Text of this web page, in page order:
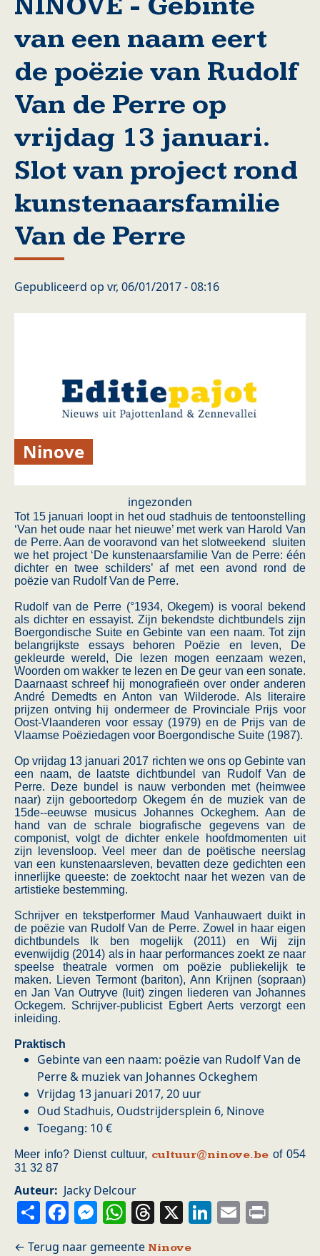
van een naam eert
de poëzie van Rudolf
Van de Perre op
vrijdag 13 januari.
Slot van project rond
kunstenaarsfamilie
Van de Perre
Gepubliceerd op vr, 06/01/2017 - 08:16
Ninove
ingezonden
Tot 15 januari loopt in het oud stadhuis de tentoonstelling
‘Van het oude naar het nieuwe’ met werk van Harold Van
de Perre. Aan de vooravond van het slotweekend sluiten
we het project ‘De kunstenaarsfamilie Van de Perre: één
dichter en twee schilders’ af met een avond rond de
poëzie van Rudolf Van de Perre.
Rudolf van de Perre (°1934, Okegem) is vooral bekend
als dichter en essayist. Zijn bekendste dichtbundels zijn
Boergondische Suite en Gebinte van een naam. Tot zijn
belangrijkste essays behoren Poëzie en leven, De
gekleurde wereld, Die lezen mogen eenzaam wezen,
Woorden om wakker te lezen en De geur van een sonate.
Daarnaast schreef hij monografieën over onder anderen
André Demedts en Anton van Wilderode. Als literaire
prijzen ontving hij ondermeer de Provinciale Prijs voor
Oost-Vlaanderen voor essay (1979) en de Prijs van de
Vlaamse Poëziedagen voor Boergondische Suite (1987).
Op vrijdag 13 januari 2017 richten we ons op Gebinte van
een naam, de laatste dichtbundel van Rudolf Van de
Perre. Deze bundel is nauw verbonden met (heimwee
naar) zijn geboortedorp Okegem én de muziek van de
15de--eeuwse musicus Johannes Ockeghem. Aan de
hand van de schrale biografische gegevens van de
componist, volgt de dichter enkele hoofdmomenten uit
zijn levensloop. Veel meer dan de poëtische neerslag
van een kunstenaarsleven, bevatten deze gedichten een
innerlijke queeste: de zoektocht naar het wezen van de
artistieke bestemming.
Schrijver en tekstperformer Maud Vanhauwaert duikt in
de poëzie van Rudolf Van de Perre. Zowel in haar eigen
dichtbundels Ik ben mogelijk (2011) en Wij zijn
evenwijdig (2014) als in haar performances zoekt ze naar
speelse theatrale vormen om poëzie publiekelijk te
maken. Lieven Termont (bariton), Ann Krijnen (sopraan)
en Jan Van Outryve (luit) zingen liederen van Johannes
Ockegem. Schrijver-publicist Egbert Aerts verzorgt een
inleiding.
Praktisch
Gebinte van een naam: poëzie van Rudolf Van de
Perre & muziek van Johannes Ockeghem
Vrijdag 13 januari 2017, 20 uur
Oud Stadhuis, Oudstrijdersplein 6, Ninove
Toegang: 10 €
Meer info? Dienst cultuur, cultuur@ninove.be of 054
31 32 87
Auteur Jacky Delcour
ShareFacebook
Messenger
WhatsApp
Threads
X LinkedIn
Email
Ninove